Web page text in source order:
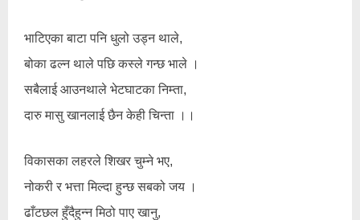
भाटिएका बाटा पनि धुलो उड्न थाले,
बोका ढल्न थाले पछि कस्ले गन्छ भाले ।
सबैलाई आउनथाले भेटघाटका निम्ता,
दारु मासु खानलाई छैन केही चिन्ता ।।
विकासका लहरले शिखर चुम्ने भए,
नोकरी र भत्ता मिल्दा हुन्छ सबको जय ।
ढाँटछल हुँदैहुन्न मिठो पाए खानु,